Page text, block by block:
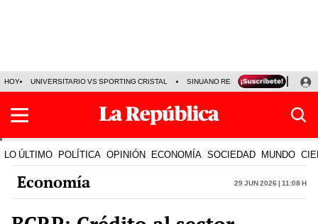
HOY UNIVERSITARIO VS SPORTING CRISTAL SINUANO RESULTADOS HOY
LO ÚLTIMO POLÍTICA OPINIÓN ECONOMÍA SOCIEDAD MUNDO
Economía 29 Jun 2026 | 11:08 h